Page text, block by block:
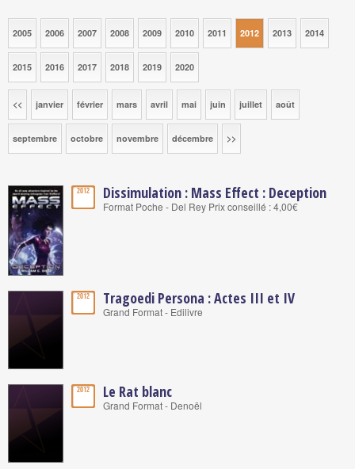
2005 2006 2007 2008 2009 2010 2011 2012 2013 2014
2015 2016 2017 2018 2019 2020
<< janvier février mars avril mai juin juillet août
septembre octobre novembre décembre >>
2012 Dissimulation : Mass Effect : Deception
Format Poche - Del Rey Prix conseillé : 4,00€
2012 Tragoedi Persona : Actes III et IV
Grand Format - Edilivre
2012 Le Rat blanc
Grand Format - Denoël